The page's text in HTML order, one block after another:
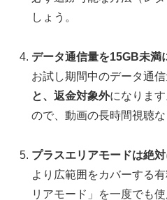
しょう。
データ通信量を15GB未満
お試し期間中のデータ通
と、返金対象外になりま
ので、動画の長時間視聴な
プラスエリアモードは絶
より広範囲をカバーする
リアモード」を一度でも